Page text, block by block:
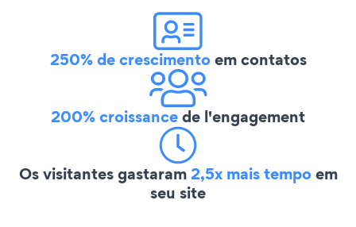
250% de crescimentoem contatos
200% croissancede l'engagement
Os visitantes gastaram2,5x mais tempoem
seu site